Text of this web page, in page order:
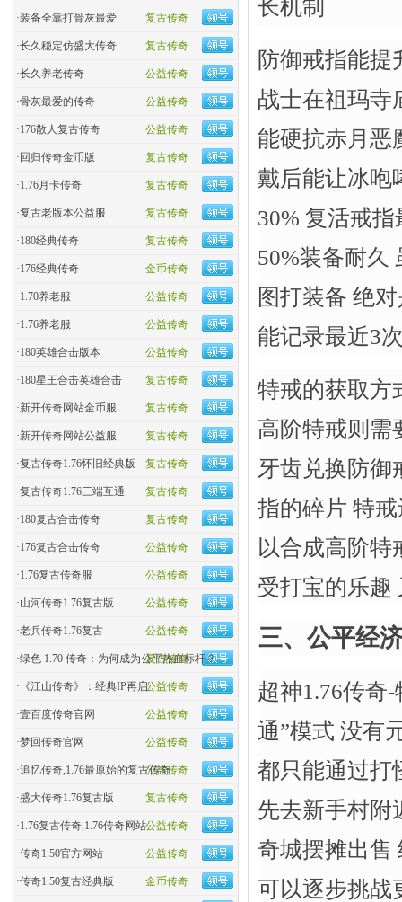
复古传奇
·装备全靠打骨灰最爱
复古传奇
·长久稳定仿盛大传奇
公益传奇
·长久养老传奇
公益传奇
·骨灰最爱的传奇
公益传奇
·176散人复古传奇
复古传奇
· 回归传奇金币版
复古传奇
·1.76月卡传奇
复古传奇
·复古老版本公益服
复古传奇
·180经典传奇
金币传奇
·176经典传奇
公益传奇
·1.70养老服
公益传奇
·1.76养老服
公益传奇
·180英雄合击版本
复古传奇
·180星王合击英雄合击
复古传奇
·新开传奇网站金币服
复古传奇
·新开传奇网站公益服
复古传奇
·复古传奇1.76怀旧经典版
复古传奇
·复古传奇1.76三端互通
复古传奇
·180复古合击传奇
公益传奇
·176复古合击传奇
公益传奇
·1.76复古传奇服
公益传奇
·山河传奇1.76复古版
公益传奇
·老兵传奇1.76复古
复古传奇
·绿色 1.70 传奇：为何成为公平热血标杆？
公益传奇
· 《江山传奇》：经典IP再启
公益传奇
·壹百度传奇官网
公益传奇
·梦回传奇官网
公益传奇
·追忆传奇,1.76最原始的复古传奇
复古传奇
·盛大传奇1.76复古版
公益传奇
·1.76复古传奇,1.76传奇网站
公益传奇
·传奇1.50官方网站
金币传奇
·传奇1.50复古经典版
长机制
防御戒指能提
战士在祖玛寺
能硬抗赤月恶
戴后能让冰咆
30% 复活戒
50%装备耐久
图打装备 绝
能记录最近3
特戒的获取方
高阶特戒则
牙齿兑换防御
指的碎片 特
以合成高阶特
受打宝的乐趣
三、公平经
超神1.76传奇
通”模式 没有
都只能通过打
先去新手村附
奇城摆摊出售
可以逐步挑战